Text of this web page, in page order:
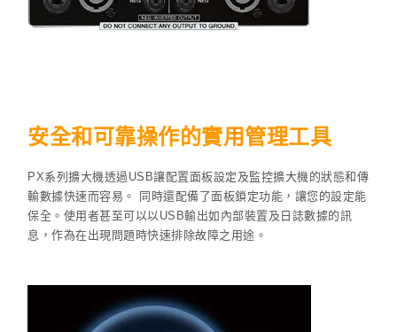
安全和可靠操作的實用管理工具
PX系列擴大機透過USB讓配置面板設定及監控擴大機的狀態和傳
輸數據快速而容易。 同時還配備了面板鎖定功能，讓您的設定能
保全。使用者甚至可以以USB輸出如內部裝置及日誌數據的訊
息，作為在出現問題時快速排除故障之用途。